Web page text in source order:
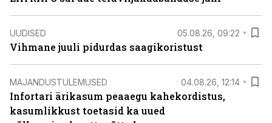
UUDISED 05.08.26, 09:22
Vihmane juuli pidurdas saagikoristust
MAJANDUSTULEMUSED 04.08.26, 12:14
Infortari ärikasum peaaegu kahekordistus,
kasumlikkust toetasid ka uued